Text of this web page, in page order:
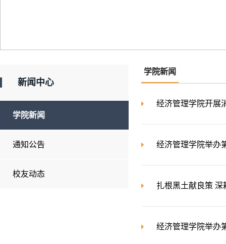
新闻中心
学院新闻
通知公告
校友动态
学院新闻
经济管理学院开展
经济管理学院举办
扎根黑土献良策 深
经济管理学院举办